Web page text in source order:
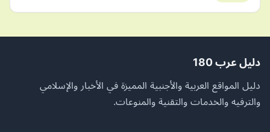
دليل عرب 180
دليل المواقع العربية والأجنبية المميزة في الأخبار والإسلامي
والترفيه والخدمات والتقنية والمنوعات.